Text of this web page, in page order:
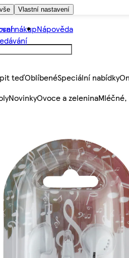
Vlastní nastavení
nákupNápověda
teďOblíbenéSpeciální nabídky
NovinkyOvoce a zelenina